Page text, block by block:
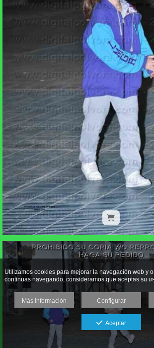
Utilizamos cookies para mejorar la navegación web y
continuas navegando, consideramos que aceptas su
Más información Configurar
Aceptar